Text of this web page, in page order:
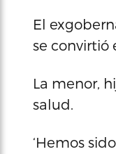
El
se convirtió
La menor,
salud.
‘Hemos